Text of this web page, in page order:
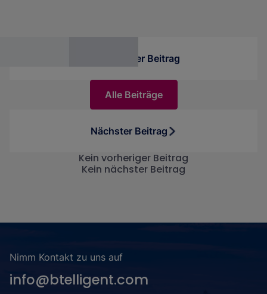
Anwendungsmöglichkeiten vor.
Vorheriger Beitrag
Alle Beiträge
Nächster Beitrag
Kein vorheriger Beitrag
Kein nächster Beitrag
Nimm Kontakt zu uns auf
info@btelligent.com